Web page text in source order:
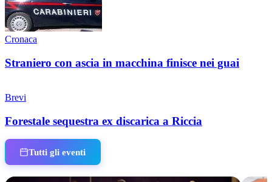
Cronaca
Straniero con ascia in macchina finisce nei guai
Brevi
Forestale sequestra ex discarica a Riccia
Tutti gli eventi